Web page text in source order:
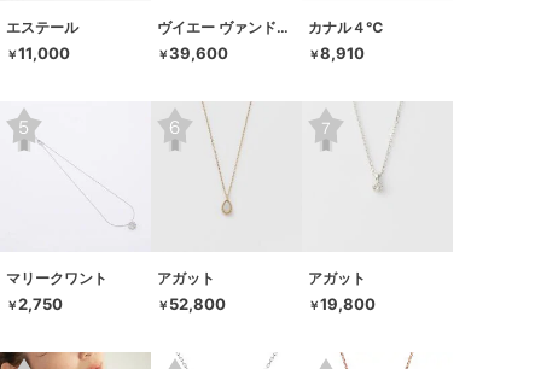
エステール
￥11,000
ヴイエー ヴァンドーム青山
￥39,600
カナル４℃
￥8,910
マリークワント
￥2,750
アガット
￥ 52,800
アガット
￥19,800